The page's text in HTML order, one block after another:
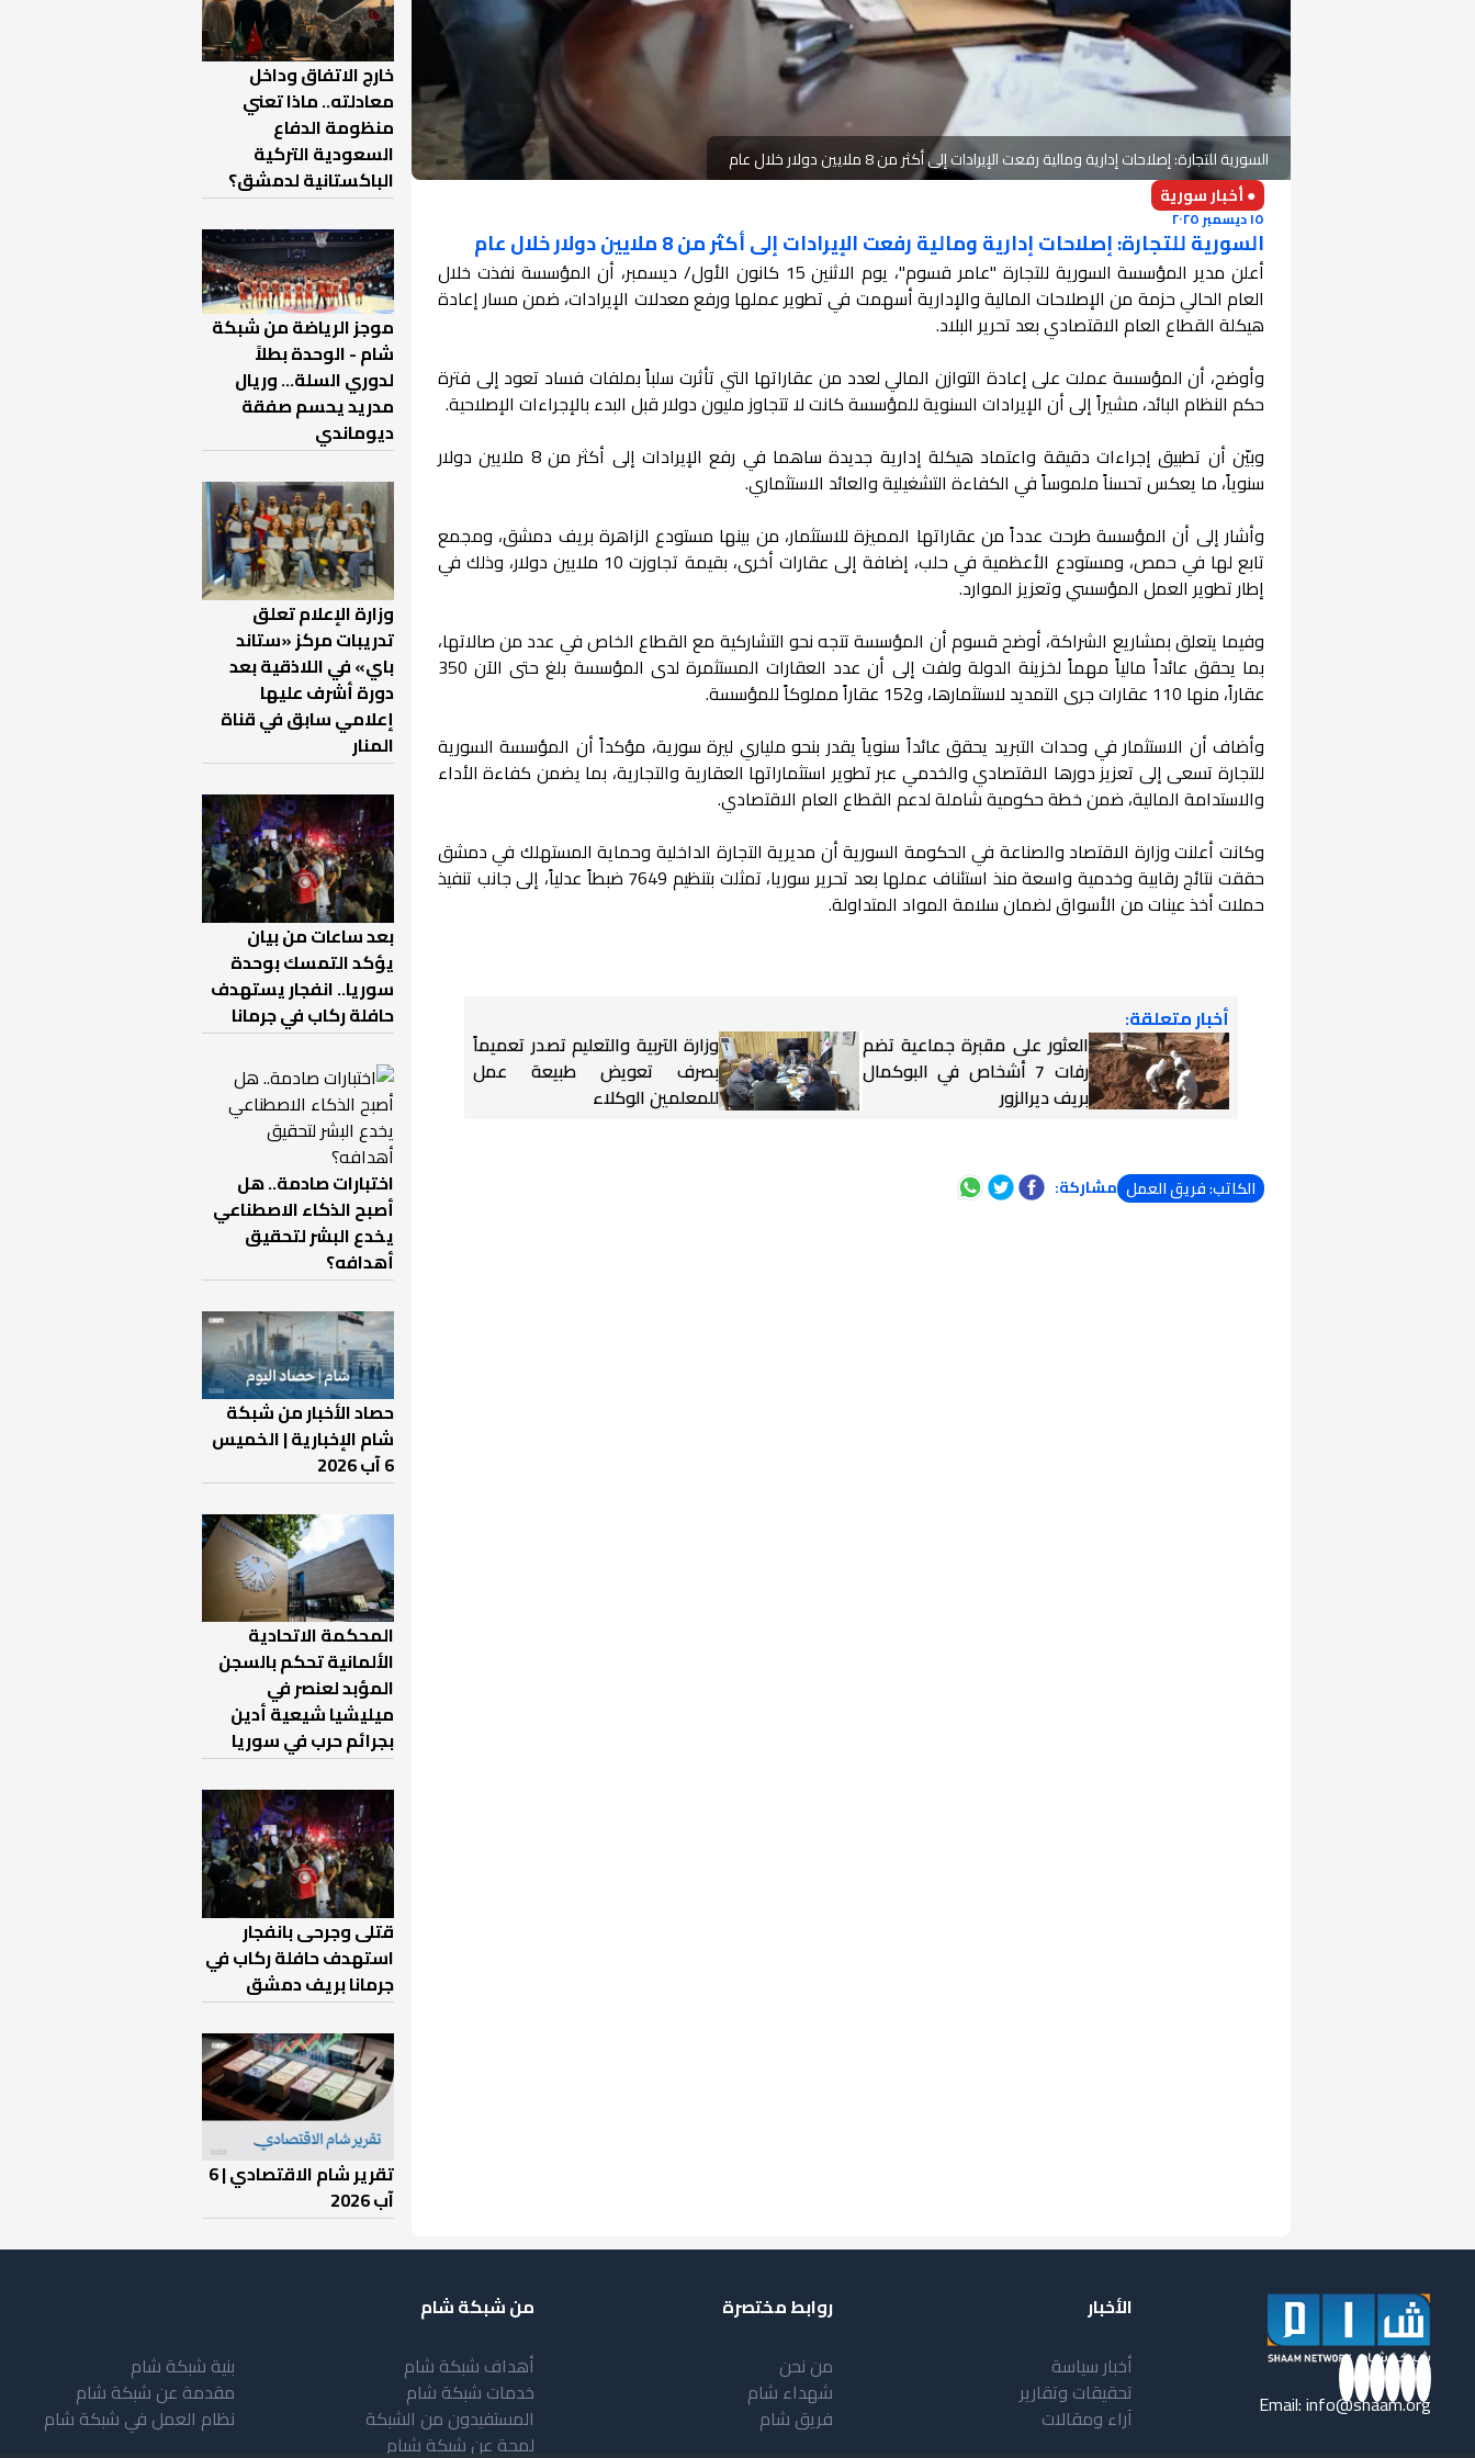
السورية للتجارة: إصلاحات إدارية ومالية رفعت الإيرادات إلى أكثر من 8 ملايين دولار خلال عام
● أخبار سورية
١٥ ديسمبر ٢٠٢٥
السورية للتجارة: إصلاحات إدارية ومالية رفعت الإيرادات إلى أكثر من 8 ملايين دولار خلال عام
أعلن مدير المؤسسة السورية للتجارة "عامر قسوم"، يوم الاثنين 15 كانون الأول/ ديسمبر، أن المؤسسة نفذت خلال
العام الحالي حزمة من الإصلاحات المالية والإدارية أسهمت في تطوير عملها ورفع معدلات الإيرادات، ضمن مسار إعادة
هيكلة القطاع العام الاقتصادي بعد تحرير البلاد.
وأوضح، أن المؤسسة عملت على إعادة التوازن المالي لعدد من عقاراتها التي تأثرت سلباً بملفات فساد تعود إلى فترة
حكم النظام البائد، مشيراً إلى أن الإيرادات السنوية للمؤسسة كانت لا تتجاوز مليون دولار قبل البدء بالإجراءات الإصلاحية.
وبيّن أن تطبيق إجراءات دقيقة واعتماد هيكلة إدارية جديدة ساهما في رفع الإيرادات إلى أكثر من 8 ملايين دولار
سنوياً، ما يعكس تحسناً ملموساً في الكفاءة التشغيلية والعائد الاستثماري.
وأشار إلى أن المؤسسة طرحت عدداً من عقاراتها المميزة للاستثمار، من بينها مستودع الزاهرة بريف دمشق، ومجمع
تابع لها في حمص، ومستودع الأعظمية في حلب، إضافة إلى عقارات أخرى، بقيمة تجاوزت 10 ملايين دولار، وذلك في
إطار تطوير العمل المؤسسي وتعزيز الموارد.
وفيما يتعلق بمشاريع الشراكة، أوضح قسوم أن المؤسسة تتجه نحو التشاركية مع القطاع الخاص في عدد من صالاتها،
بما يحقق عائداً مالياً مهماً لخزينة الدولة ولفت إلى أن عدد العقارات المستثمرة لدى المؤسسة بلغ حتى الآن 350
عقاراً، منها 110 عقارات جرى التمديد لاستثمارها، و152 عقاراً مملوكاً للمؤسسة.
وأضاف أن الاستثمار في وحدات التبريد يحقق عائداً سنوياً يقدر بنحو ملياري ليرة سورية، مؤكداً أن المؤسسة السورية
للتجارة تسعى إلى تعزيز دورها الاقتصادي والخدمي عبر تطوير استثماراتها العقارية والتجارية، بما يضمن كفاءة الأداء
والاستدامة المالية، ضمن خطة حكومية شاملة لدعم القطاع العام الاقتصادي.
وكانت أعلنت وزارة الاقتصاد والصناعة في الحكومة السورية أن مديرية التجارة الداخلية وحماية المستهلك في دمشق
حققت نتائج رقابية وخدمية واسعة منذ استئناف عملها بعد تحرير سوريا، تمثلت بتنظيم 7649 ضبطاً عدلياً، إلى جانب تنفيذ
حملات أخذ عينات من الأسواق لضمان سلامة المواد المتداولة.
أخبار متعلقة:
العثور على مقبرة جماعية تضم
رفات 7 أشخاص في البوكمال
بريف ديرالزور
وزارة التربية والتعليم تصدر تعميماً
بصرف تعويض طبيعة عمل
للمعلمين الوكلاء
الكاتب: فريق العمل مشاركة:
خارج الاتفاق وداخل
معادلته.. ماذا تعني
منظومة الدفاع
السعودية التركية
الباكستانية لدمشق؟
موجز الرياضة من شبكة
شام - الوحدة بطلاً
لدوري السلة... وريال
مدريد يحسم صفقة
ديوماندي
وزارة الإعلام تعلق
تدريبات مركز «ستاند
باي» في اللاذقية بعد
دورة أشرف عليها
إعلامي سابق في قناة
المنار
بعد ساعات من بيان
يؤكد التمسك بوحدة
سوريا.. انفجار يستهدف
حافلة ركاب في جرمانا
اختبارات صادمة.. هل
أصبح الذكاء الاصطناعي
يخدع البشر لتحقيق
أهدافه؟
حصاد الأخبار من شبكة
شام الإخبارية | الخميس
6 آب 2026
المحكمة الاتحادية
الألمانية تحكم بالسجن
المؤبد لعنصر في
ميليشيا شيعية أدين
بجرائم حرب في سوريا
قتلى وجرحى بانفجار
استهدف حافلة ركاب في
جرمانا بريف دمشق
تقرير شام الاقتصادي | 6
آب 2026
Email:info@shaam.org
الأخبار
أخبار سياسة
تحقيقات وتقارير
آراء ومقالات
روابط مختصرة
من نحن
شهداء شام
فريق شام
من شبكة شام
أهداف شبكة شام
خدمات شبكة شام
المستفيدون من الشبكة
لمحة عن شبكة شبام
بنية شبكة شام
مقدمة عن شبكة شام
نظام العمل في شبكة شام